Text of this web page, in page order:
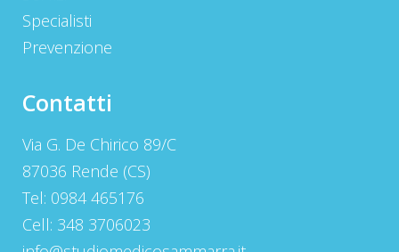
Specialisti
Prevenzione
Contatti
Via G. De Chirico 89/C
87036 Rende (CS)
Tel: 0984 465176
Cell: 348 3706023